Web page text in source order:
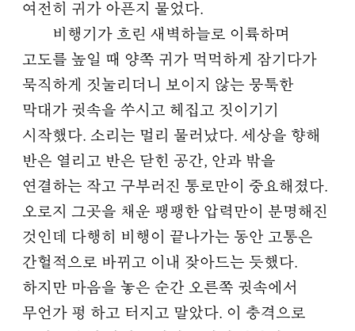
여전히 귀가 아픈지 물었다.
비행기가 흐린 새벽하늘로 이륙하며
고도를 높일 때 양쪽 귀가 먹먹하게 잠기다가
묵직하게 짓눌리더니 보이지 않는 뭉툭한
막대가 귓속을 쑤시고 헤집고 짓이기기
시작했다. 소리는 멀리 물러났다. 세상을 향해
반은 열리고 반은 닫힌 공간, 안과 밖을
연결하는 작고 구부러진 통로만이 중요해졌다.
오로지 그곳을 채운 팽팽한 압력만이 분명해진
것인데 다행히 비행이 끝나가는 동안 고통은
간헐적으로 바뀌고 이내 잦아드는 듯했다.
하지만 마음을 놓은 순간 오른쪽 귓속에서
무언가 펑 하고 터지고 말았다. 이 충격으로